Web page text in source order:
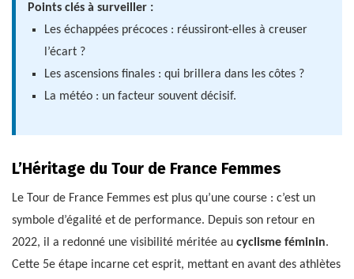
Points clés à surveiller :
Les échappées précoces : réussiront-elles à creuser
l’écart ?
Les ascensions finales : qui brillera dans les côtes ?
La météo : un facteur souvent décisif.
L’Héritage du Tour de France Femmes
Le Tour de France Femmes est plus qu’une course : c’est un
symbole d’égalité et de performance. Depuis son retour en
2022, il a redonné une visibilité méritée au cyclisme féminin.
Cette 5e étape incarne cet esprit, mettant en avant des athlètes